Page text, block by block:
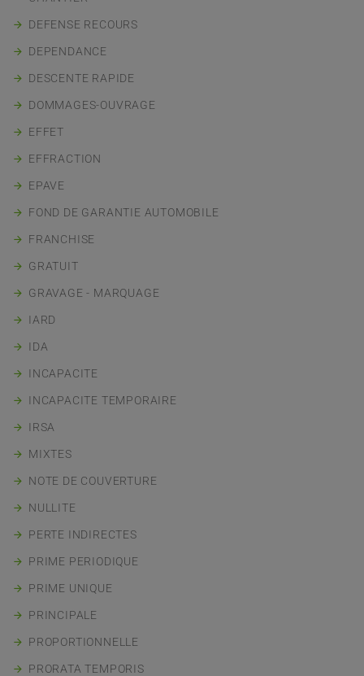
DEFENSE RECOURS
DEPENDANCE
DESCENTE RAPIDE
DOMMAGES-OUVRAGE
EFFET
EFFRACTION
EPAVE
FOND DE GARANTIE AUTOMOBILE
FRANCHISE
GRATUIT
GRAVAGE - MARQUAGE
IARD
IDA
INCAPACITE
INCAPACITE TEMPORAIRE
IRSA
MIXTES
NOTE DE COUVERTURE
NULLITE
PERTE INDIRECTES
PRIME PERIODIQUE
PRIME UNIQUE
PRINCIPALE
PROPORTIONNELLE
PRORATA TEMPORIS